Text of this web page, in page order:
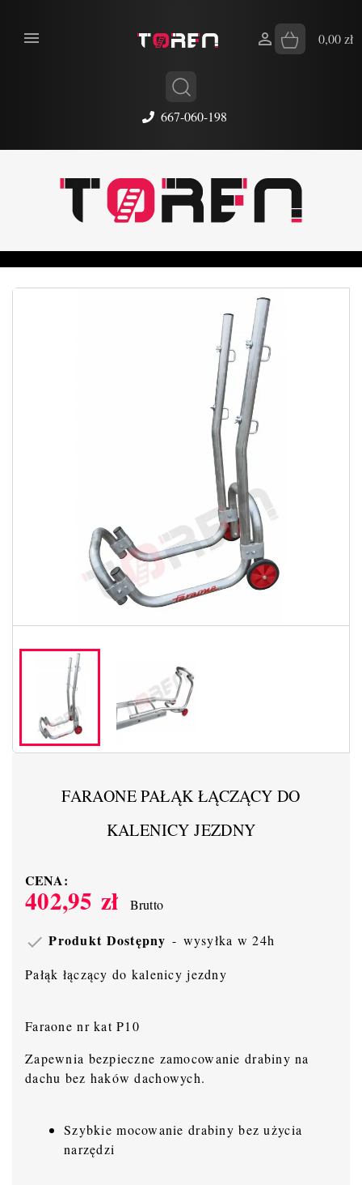
667-060-198
 0,00 zł

FARAONE PAŁĄK ŁĄCZĄCY DO
KALENICY JEZDNY
CENA:
402,95 zł Brutto
 Produkt Dostępny wysyłka w 24h
Pałąk łączący do kalenicy jezdny
Faraone nr kat P10
Zapewnia bezpieczne zamocowanie drabiny na
dachu bez haków dachowych.
Szybkie mocowanie drabiny bez użycia
narzędzi